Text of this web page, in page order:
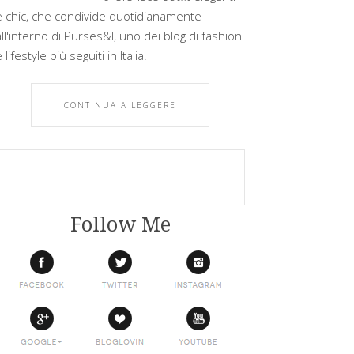
chic, che condivide quotidianamente
di Purses&I, uno dei blog di fashion
lifestyle più seguiti in Italia.
CONTINUA A LEGGERE
Follow Me